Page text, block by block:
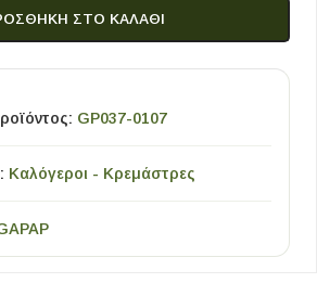
ΣΤΟ ΚΑΛΆΘΙ
GP037-0107
Καλόγεροι - Κρεμάστρες